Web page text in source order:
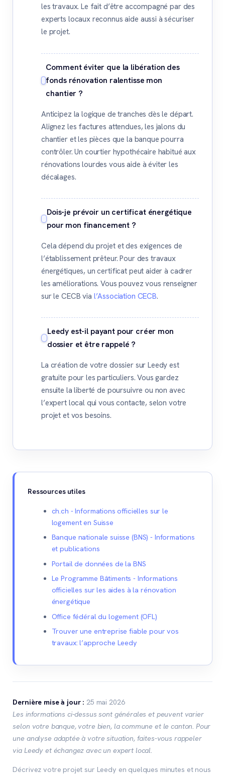
les travaux. Le fait d’être accompagné par des
experts locaux reconnus aide aussi à sécuriser
le projet.
Comment éviter que la libération des
fonds rénovation ralentisse mon
chantier ?
Anticipez la logique de tranches dès le départ.
Alignez les factures attendues, les jalons du
chantier et les pièces que la banque pourra
contrôler. Un courtier hypothécaire habitué aux
rénovations lourdes vous aide à éviter les
décalages.
Dois-je prévoir un certificat énergétique
pour mon financement ?
Cela dépend du projet et des exigences de
l’établissement prêteur. Pour des travaux
énergétiques, un certificat peut aider à cadrer
les améliorations. Vous pouvez vous renseigner
sur le CECB via l’Association CECB.
Leedy est-il payant pour créer mon
dossier et être rappelé ?
La création de votre dossier sur Leedy est
gratuite pour les particuliers. Vous gardez
ensuite la liberté de poursuivre ou non avec
l’expert local qui vous contacte, selon votre
projet et vos besoins.
Ressources utiles
ch.ch - Informations officielles sur le
logement en Suisse
Banque nationale suisse (BNS) - Informations
et publications
Portail de données de la BNS
Le Programme Bâtiments - Informations
officielles sur les aides à la rénovation
énergétique
Office fédéral du logement (OFL)
Trouver une entreprise fiable pour vos
travaux: l’approche Leedy
Dernière mise à jour : 25 mai 2026
Les informations ci-dessus sont générales et peuvent varier
selon votre banque, votre bien, la commune et le canton. Pour
une analyse adaptée à votre situation, faites-vous rappeler
via Leedy et échangez avec un expert local.
Décrivez votre projet sur Leedy en quelques minutes et nous